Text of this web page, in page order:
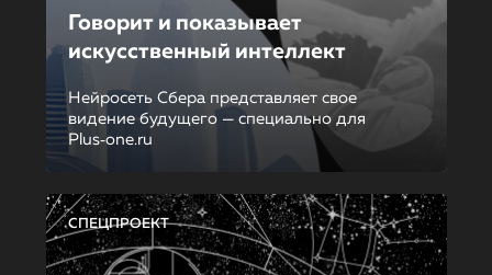
Говорит и показывает
искусственный интеллект
Нейросеть Сбера представляет свое
видение будущего — специально для
Plus‑one.ru
СПЕЦПРОЕКТ